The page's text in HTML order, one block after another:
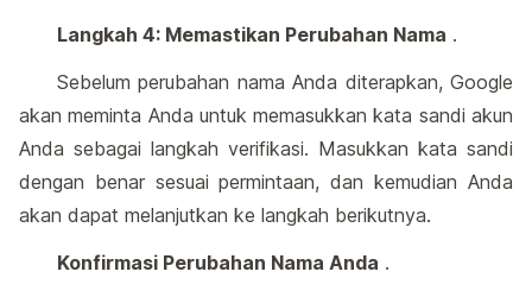
Langkah 4: Memastikan Perubahan Nama .
Sebelum perubahan nama Anda diterapkan, Google
akan meminta Anda untuk memasukkan kata sandi akun
Anda sebagai langkah verifikasi. Masukkan kata sandi
dengan benar sesuai permintaan, dan kemudian Anda
akan dapat melanjutkan ke langkah berikutnya.
Konfirmasi Perubahan Nama Anda .